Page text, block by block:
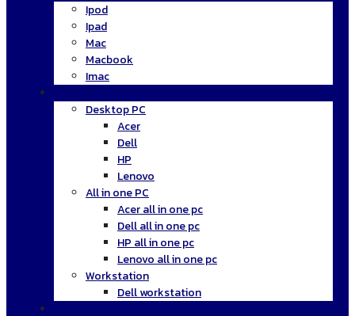
Ipod
Ipad
Mac
Macbook
Imac
Desktop PC
Acer
Dell
HP
Lenovo
All in one PC
Acer all in one pc
Dell all in one pc
HP all in one pc
Lenovo all in one pc
Workstation
Dell workstation